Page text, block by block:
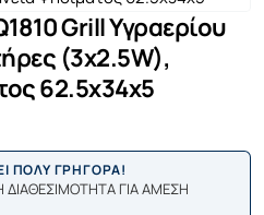
Grill Υγραερίου
(3x2.5W),
62.5x34x5
ΠΟΛΥ ΓΡΗΓΟΡΑ!
ΓΙΑ ΑΜΕΣΗ